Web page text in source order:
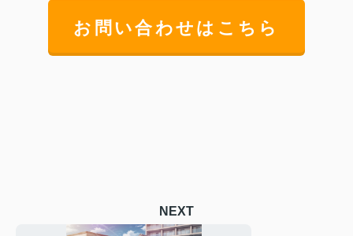
お問い合わせはこちら
NEXT